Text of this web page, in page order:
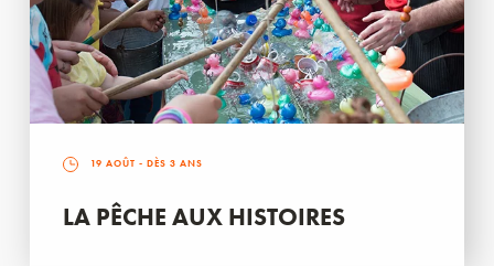
19 AOÛT - DÈS 3 ANS
LA PÊCHE AUX HISTOIRES